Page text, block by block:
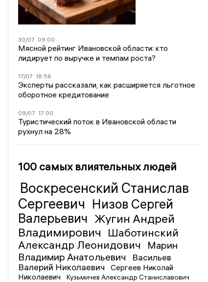
30/07 09:00
Мясной рейтинг Ивановской области: кто
лидирует по выручке и темпам роста?
17/07 18:56
Эксперты рассказали, как расширяется льготное
оборотное кредитование
09/07 17:00
Туристический поток в Ивановской области
рухнул на 28%
100 самых влиятельных людей
Воскресенский Станислав
Сергеевич Низов Сергей
Валерьевич Жугин Андрей
Владимирович
Шаботинский
Александр Леонидович
Марин
Владимир Анатольевич
Васильев
Валерий Николаевич
Сергеев Николай
Николаевич
Кузьмичев Александр Станиславович